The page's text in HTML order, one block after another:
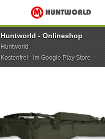
...
Huntworld - Onlineshop
Huntworld
Kostenfrei - im Google Play Store